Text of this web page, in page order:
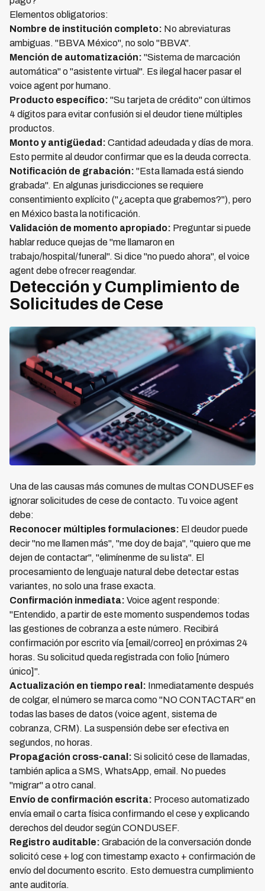
Elementos obligatorios:
Nombre de institución completo: No abreviaturas
ambiguas. "BBVA México", no solo "BBVA".
Mención de automatización: "Sistema de marcación
automática" o "asistente virtual". Es ilegal hacer pasar el
voice agent por humano.
Producto específico: "Su tarjeta de crédito" con últimos
4 dígitos para evitar confusión si el deudor tiene múltiples
productos.
Monto y antigüedad: Cantidad adeudada y días de mora.
Esto permite al deudor confirmar que es la deuda correcta.
Notificación de grabación: "Esta llamada está siendo
grabada". En algunas jurisdicciones se requiere
consentimiento explícito ("¿acepta que grabemos?"), pero
en México basta la notificación.
Validación de momento apropiado: Preguntar si puede
hablar reduce quejas de "me llamaron en
trabajo/hospital/funeral". Si dice "no puedo ahora", el voice
agent debe ofrecer reagendar.
Detección y Cumplimiento de
Solicitudes de Cese
Una de las causas más comunes de multas CONDUSEF es
ignorar solicitudes de cese de contacto. Tu voice agent
debe:
Reconocer múltiples formulaciones: El deudor puede
decir "no me llamen más", "me doy de baja", "quiero que me
dejen de contactar", "elimínenme de su lista". El
procesamiento de lenguaje natural debe detectar estas
variantes, no solo una frase exacta.
Confirmación inmediata: Voice agent responde:
"Entendido, a partir de este momento suspendemos todas
las gestiones de cobranza a este número. Recibirá
confirmación por escrito vía [email/correo] en próximas 24
horas. Su solicitud queda registrada con folio [número
único]".
Actualización en tiempo real: Inmediatamente después
de colgar, el número se marca como "NO CONTACTAR" en
todas las bases de datos (voice agent, sistema de
cobranza, CRM). La suspensión debe ser efectiva en
segundos, no horas.
Propagación cross-canal: Si solicitó cese de llamadas,
también aplica a SMS, WhatsApp, email. No puedes
"migrar" a otro canal.
Envío de confirmación escrita: Proceso automatizado
envía email o carta física confirmando el cese y explicando
derechos del deudor según CONDUSEF.
Registro auditable: Grabación de la conversación donde
solicitó cese + log con timestamp exacto + confirmación de
envío del documento escrito. Esto demuestra cumplimiento
ante auditoría.